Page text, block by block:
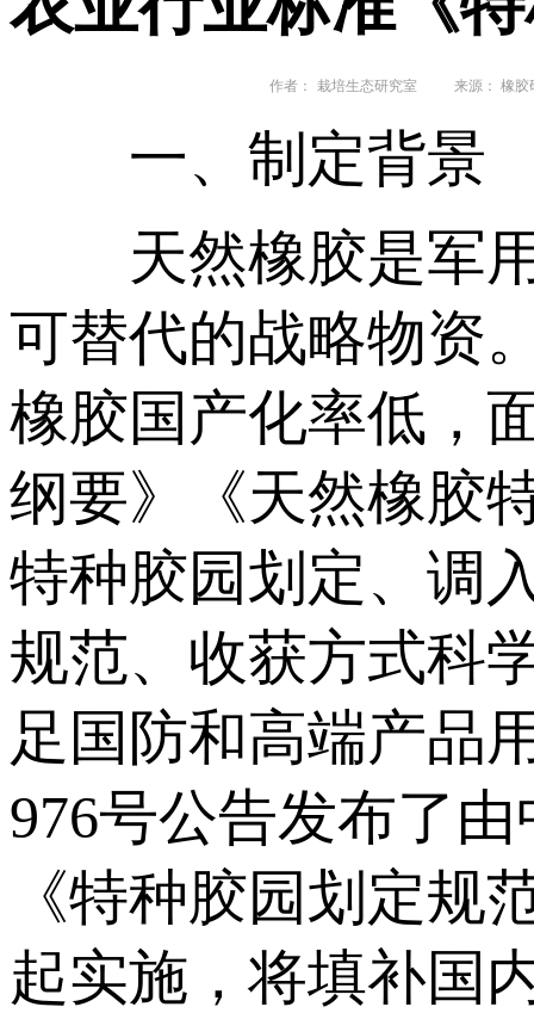
作者： 栽培生态研究室 来源： 橡胶
一、制定背景
天然橡胶是军用
可替代的战略物资
橡胶国产化率低，
纲要》《天然橡胶
特种胶园划定、调
规范、收获方式科
足国防和高端产品
976号公告发布了
《特种胶园划定规
起实施，将填补国